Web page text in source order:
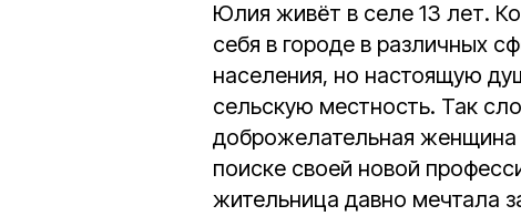
Юлия живёт в селе 13 лет.
себя в городе в различных
населения, но настоящую
сельскую местность. Так
доброжелательная женщина
поиске своей новой
жительница давно мечтала